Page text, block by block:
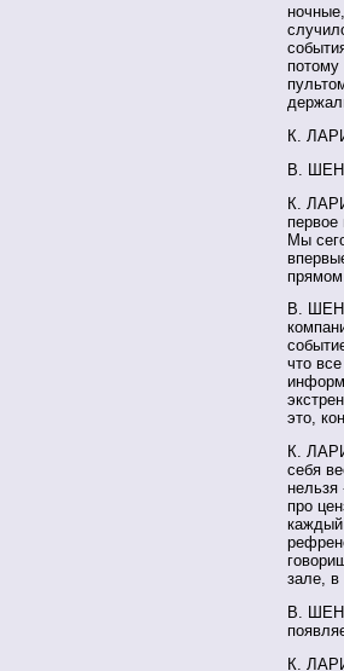
К.
В.
К.
Мы
прямом
В.
что
это,
К.
себя
нельзя
про
каждый
зале,
В.
К.